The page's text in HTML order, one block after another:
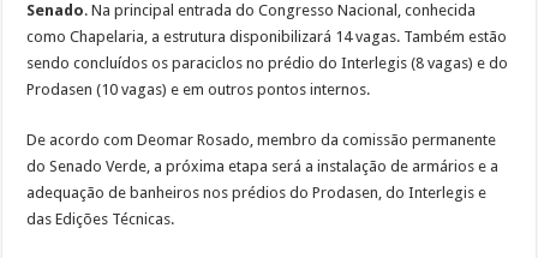
Senado. Na principal entrada do Congresso Nacional, conhecida
como Chapelaria, a estrutura disponibilizará 14 vagas. Também estão
sendo concluídos os paraciclos no prédio do Interlegis (8 vagas) e do
Prodasen (10 vagas) e em outros pontos internos.
De acordo com Deomar Rosado, membro da comissão permanente
do Senado Verde, a próxima etapa será a instalação de armários e a
adequação de banheiros nos prédios do Prodasen, do Interlegis e
das Edições Técnicas.